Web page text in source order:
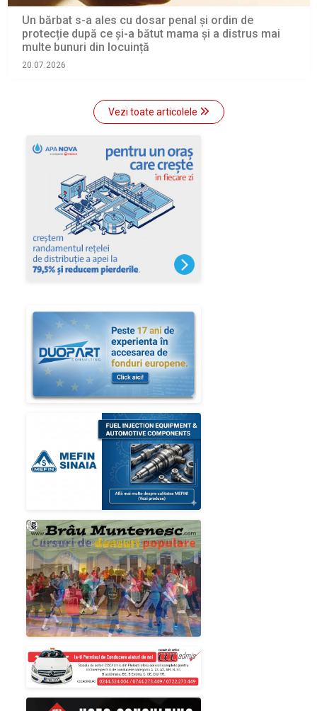
Un bărbat s-a ales cu dosar penal și ordin de
protecție după ce și-a bătut mama și a distrus mai
multe bunuri din locuință
20.07.2026
Vezi toate articolele